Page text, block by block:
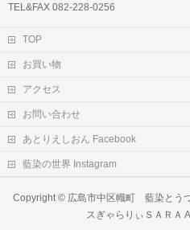
TEL&FAX 082-228-0256
TOP
お買い物
アクセス
お問い合わせ
あとりえしおん Facebook
藍染の世界 Instagram
Copyright © 広島市中区幟町 藍染とう
スぎゃらりぃＳＡＲＡ